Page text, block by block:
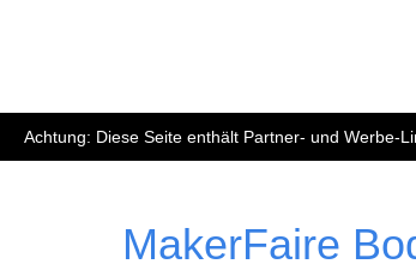
Achtung: Diese Seite enthält Partner- und Werbe-
MakerFaire